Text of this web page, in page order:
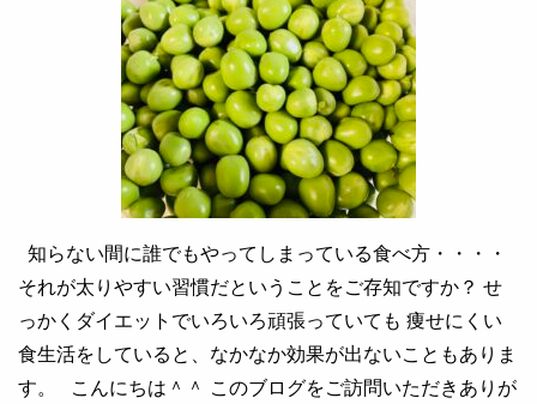
知らない間に誰でもやってしまっている食べ方・・・・
それが太りやすい習慣だということをご存知ですか？ せ
っかくダイエットでいろいろ頑張っていても 痩せにくい
食生活をしていると、なかなか効果が出ないこともありま
す。 こんにちは＾＾ このブログをご訪問いただきありが